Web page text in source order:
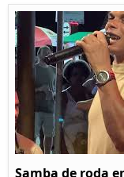
Samba de roda